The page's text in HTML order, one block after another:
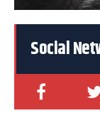
Social